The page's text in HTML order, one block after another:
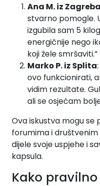
Ana M. iz Zagreba
stvarno pomogle.
izgubila sam 5
energičnije nego
koji žele smršaviti.”
Marko P. iz Splita
ovo funkcionirati,
vidim rezultate.
ali se osjećam
Ova iskustva mogu
forumima i
dijele svoje uspjehe i
kapsula.
Kako